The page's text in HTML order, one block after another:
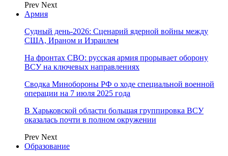
Prev Next
Армия
Судный день-2026: Сценарий ядерной войны между
США, Ираном и Израилем
На фронтах СВО: русская армия прорывает оборону
ВСУ на ключевых направлениях
Сводка Минобороны РФ о ходе специальной военной
операции на 7 июля 2025 года
В Харьковской области большая группировка ВСУ
оказалась почти в полном окружении
Prev Next
Образование